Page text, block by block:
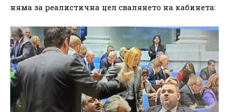
няма за реалистична цел свалянето на кабинета: